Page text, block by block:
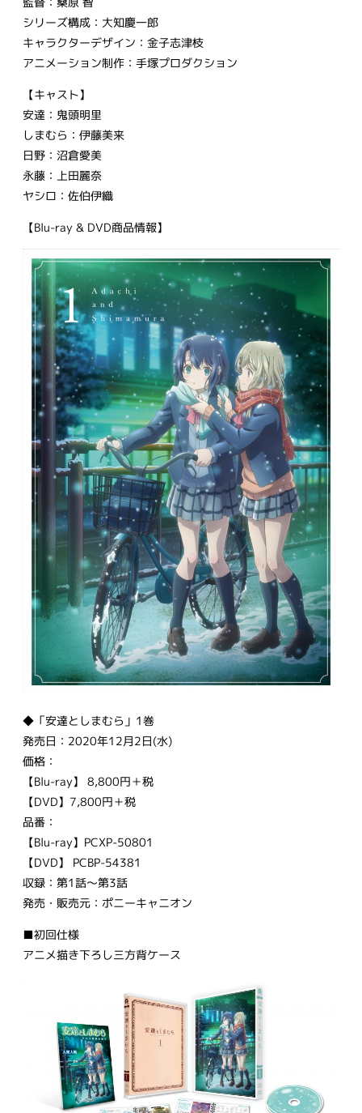
シリーズ構成：大知慶一郎
キャラクターデザイン：金子志津枝
アニメーション制作：手塚プロダクション
【キャスト】
安達：鬼頭明里
しまむら：伊藤美来
日野：沼倉愛美
永藤：上田麗奈
ヤシロ：佐伯伊織
【Blu-ray & DVD商品情報】
◆「安達としまむら」1巻
発売日：2020年12月2日(水)
価格：
【Blu-ray】 8,800円＋税
【DVD】7,800円＋税
品番：
【Blu-ray】PCXP-50801
【DVD】 PCBP-54381
収録：第1話～第3話
発売・販売元：ポニーキャニオン
■初回仕様
アニメ描き下ろし三方背ケース